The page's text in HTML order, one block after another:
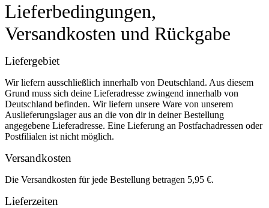
Lieferbedingungen,
Versandkosten und Rückgabe
Liefergebiet
Wir liefern ausschließlich innerhalb von Deutschland. Aus diesem
Grund muss sich deine Lieferadresse zwingend innerhalb von
Deutschland befinden. Wir liefern unsere Ware von unserem
Auslieferungslager aus an die von dir in deiner Bestellung
angegebene Lieferadresse. Eine Lieferung an Postfachadressen oder
Postfilialen ist nicht möglich.
Versandkosten
Die Versandkosten für jede Bestellung betragen 5,95 €.
Lieferzeiten